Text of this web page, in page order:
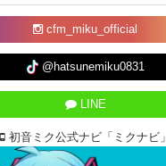
cfm_miku_official
@hatsunemiku0831
LINE
初音ミク公式ナビ「ミクナビ」